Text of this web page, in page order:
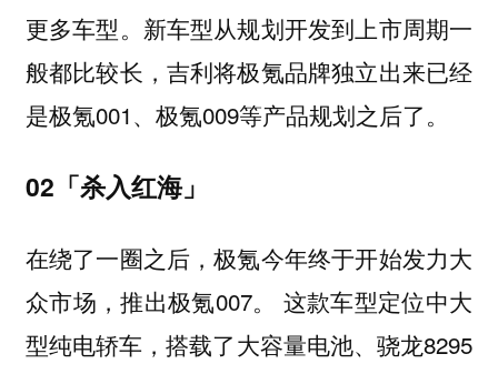
更多车型。新车型从规划开发到上市周期一
般都比较长，吉利将极氪品牌独立出来已经
是极氪001、极氪009等产品规划之后了。
02「杀入红海」
在绕了一圈之后，极氪今年终于开始发力大
众市场，推出极氪007。 这款车型定位中大
型纯电轿车，搭载了大容量电池、骁龙8295